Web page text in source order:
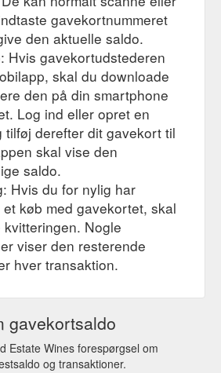
gavekortnummeret
den aktuelle saldo.
Hvis gavekortudstederen
skal du downloade
den på din smartphone
Log ind eller opret en
tilføj derefter dit gavekort til
skal vise den
saldo.
Hvis du for nylig har
køb med gavekortet, skal
Nogle
viser den resterende
hver transaktion.
gavekortsaldo
Estate Wines forespørgsel om
og transaktioner.